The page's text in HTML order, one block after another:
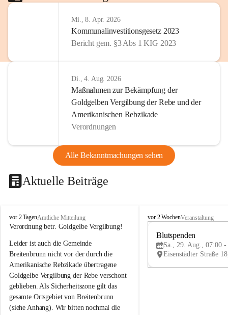
Mi., 8. Apr. 2026
Kommunalinvestitionsgesetz 2023
Bericht gem. §3 Abs 1 KIG 2023
Di., 4. Aug. 2026
Maßnahmen zur Bekämpfung der
Goldgelben Vergilbung der Rebe und der
Amerikanischen Rebzikade
Verordnungen
Alle Bekanntmachungen sehen
Aktuelle Beiträge
B
r
i
t
e
n
b
r
u
n
vor 2 TagenAmtliche Mitteilung
Verordnung betr. Goldgelbe Vergilbung!
Leider ist auch die Gemeinde
Breitenbrunn nicht vor der durch die
Amerikanische Rebzikade übertragene
Goldgelbe Vergilbung der Rebe verschont
geblieben. Als Sicherheitszone gilt das
gesamte Ortsgebiet von Breitenbrunn
(siehe Anhang). Wir bitten nochmal die
B
e
vor 2 WochenVeranstaltung
Blutspenden
Sa., 29. Aug., 07:00 -